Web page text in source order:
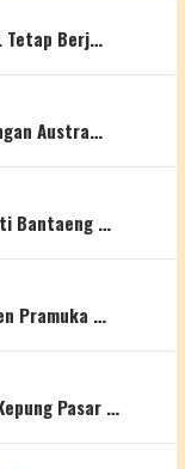
Tetap Berj…
Austra…
Bantaeng …
Pramuka …
Pasar …